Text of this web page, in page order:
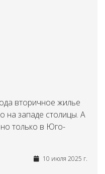
вторичное жилье
на западе столицы. А
только в Юго-
10 июля 2025 г.